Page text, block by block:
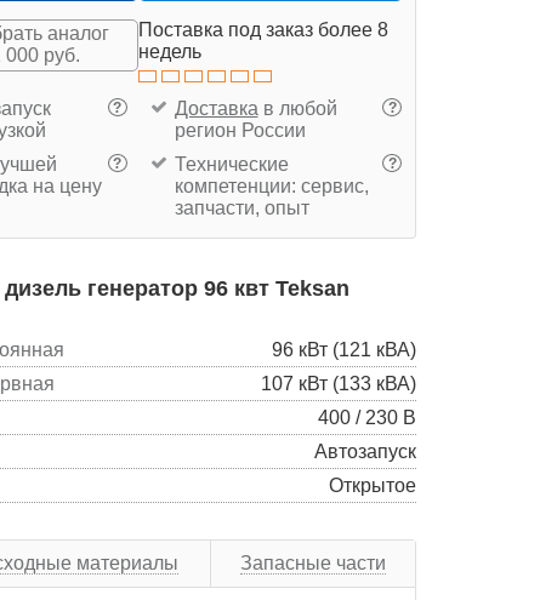
аналог
000 руб.
Поставка под заказ более 8
недель
? ?
Доставка в любой
регион России
?
на цену
?
Технические
компетенции: сервис,
запчасти, опыт
генератор 96 квт Teksan
96 кВт (121 кВА)
107 кВт (133 кВА)
400 / 230 В
Автозапуск
Открытое
материалы Запасные части